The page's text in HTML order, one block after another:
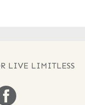
LIVE LIMITLESS